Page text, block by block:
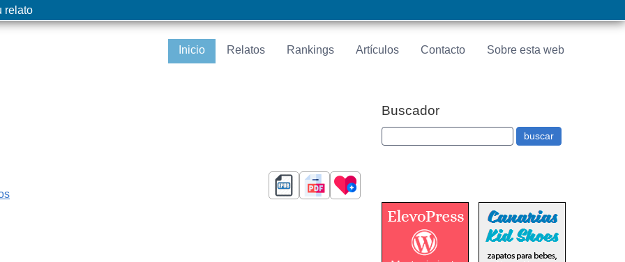
relato
Inicio Relatos Rankings Artículos Contacto Sobre esta web
Buscador